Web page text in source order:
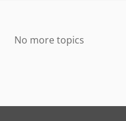
No more topics